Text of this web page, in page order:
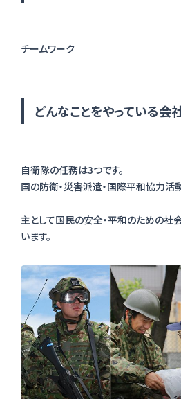
どんなことをやっている会
自衛隊の任務は3つです。
国の防衛・災害派遣・国際平和協力活
主として国民の安全・平和のための社